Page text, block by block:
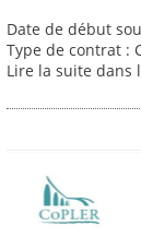
Date de début
Type de contrat :
Lire la suite dans